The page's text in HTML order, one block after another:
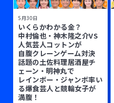
5月30日
いくらかわかる金？
中村倫也・神木隆之介VS
人気芸人コットンが
自腹クレーンゲーム対決
話題の土佐料理居酒屋チ
ェーン・明神丸で
レインボー・ジャンボ率い
る爆食芸人と競輪女子が
満腹！